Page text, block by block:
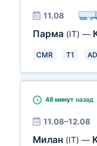
11.08
Парма (IT) —
CMR T1
48 минут назад
11.08–12.08
Милан (IT) —